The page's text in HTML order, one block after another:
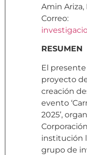
Amin Ariza,
Correo:
RESUMEN
El
proyecto
creación
evento
2025’,
institución
grupo de